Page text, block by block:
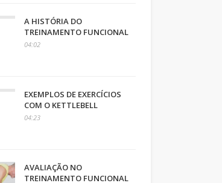
A HISTÓRIA DO
TREINAMENTO FUNCIONAL
04:02
EXEMPLOS DE EXERCÍCIOS
COM O KETTLEBELL
04:23
AVALIAÇÃO NO
TREINAMENTO FUNCIONAL